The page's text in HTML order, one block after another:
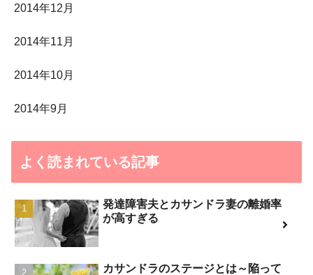
2014年12月
2014年11月
2014年10月
2014年9月
よく読まれている記事
発達障害夫とカサンドラ妻の離婚率
が高すぎる
カサンドラのステージとは～陥って